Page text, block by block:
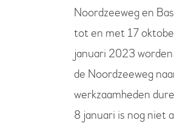
Noordzeeweg en
tot en met 17
januari 2023
de Noordzeeweg
werkzaamheden
8 januari is nog niet